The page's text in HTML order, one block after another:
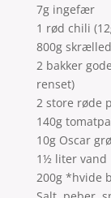
7g ingefær
1 rød chili
800g
2 bakker
renset)
2 store røde
140g
10g Oscar
1½ liter vand
200g *hvide